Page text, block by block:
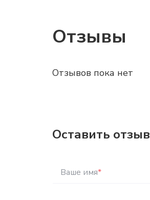
Отзывы
Отзывов пока нет
Оставить отзыв
Ваше имя*